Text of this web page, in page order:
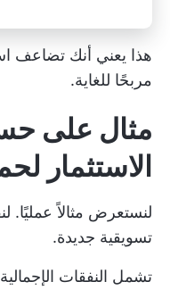
هذا يعني أنك تضاعف
مربحًا للغاية.
مثال على
الاستثمار
لنستعرض مثالاً
تسويقية جديدة.